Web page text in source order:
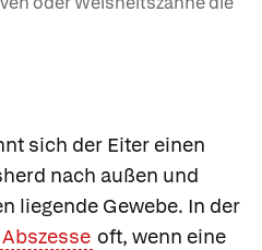
sich der Eiter einen
nach außen und
liegende Gewebe. In der
Abszesse oft, wenn eine